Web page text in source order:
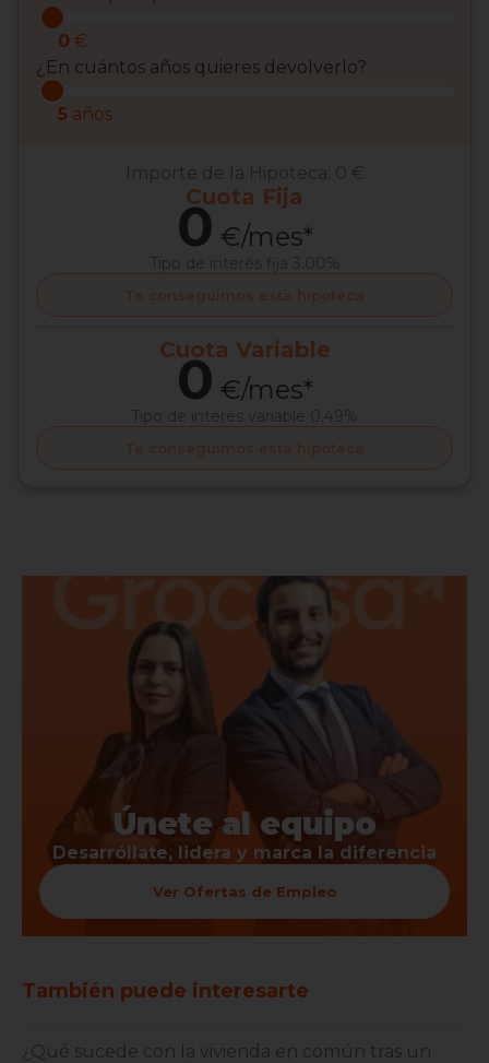
0 €
¿En cuántos años quieres devolverlo?
5 años
Importe de la Hipoteca: 0 €
Cuota Fija
0 €/mes*
Tipo de interés fija 3.00%
Te conseguimos esta hipoteca
Cuota Variable
0 €/mes*
Tipo de interés variable 0.49%
Te conseguimos esta hipoteca
Únete al equipo
Desarróllate, lidera y marca la diferencia
Ver Ofertas de Empleo
También puede interesarte
¿Qué sucede con la vivienda en común tras un